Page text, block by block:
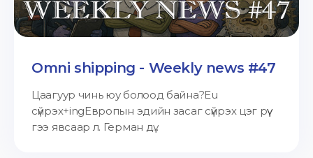
Omni shipping - Weekly news #47
Цаагуур чинь юу болоод байна?Eu
сүйрэх+ingЕвропын эдийн засаг сүйрэх цэг рүү
гээ явсаар л. Герман дү...